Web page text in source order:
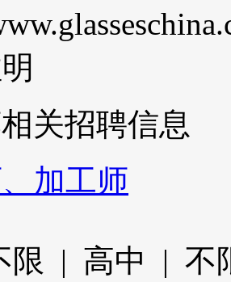
关招聘信息
加工师
限 | 高中 |